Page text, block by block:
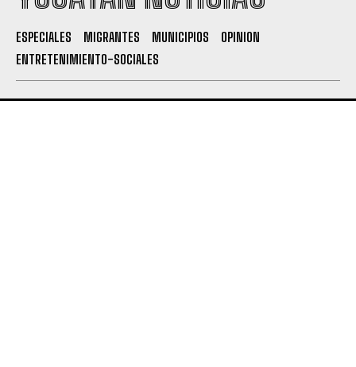
ESPECIALES MIGRANTES MUNICIPIOS
OPINION
ENTRETENIMIENTO-SOCIALES